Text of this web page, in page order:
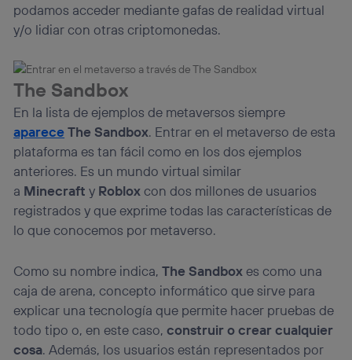
podamos acceder mediante gafas de realidad virtual
y/o lidiar con otras criptomonedas.
The Sandbox
En la lista de ejemplos de metaversos siempre
apareceThe Sandbox. Entrar en el metaverso de esta
plataforma es tan fácil como en los dos ejemplos
anteriores. Es un mundo virtual similar
a Minecraft y Robloxcon dos millones de usuarios
registrados y que exprime todas las características de
lo que conocemos por metaverso.
Como su nombre indica,The Sandboxes como una
caja de arena, concepto informático que sirve para
explicar una tecnología que permite hacer pruebas de
todo tipo o, en este caso,construir o crear cualquier
cosa. Además, los usuarios están representados por